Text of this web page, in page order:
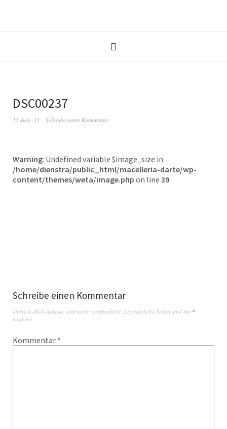
DSC00237
15 Juni ’11 Schreibe einen Kommentar
Warning: Undefined variable $image_size in
/home/dienstra/public_html/macelleria-darte/wp-
content/themes/weta/image.php on line 39
Schreibe einen Kommentar
Deine E-Mail-Adresse wird nicht veröffentlicht. Erforderliche Felder sind mit *
markiert
Kommentar *